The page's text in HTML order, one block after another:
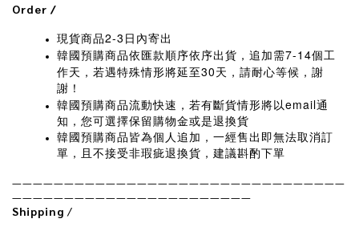
Order /
現貨商品2-3日 內寄出
韓國預購商品依匯款順序依序出貨，追加需7-14個工
作天，若遇特殊情形將延至30天，請耐心等候，謝
謝！
韓國預購商品流動快速，若有斷貨情形將以email通
知，您可選擇保留購物金或是退換貨
韓國預購商品皆為個人追加，一經售出即無法取消訂
單，且不接受非瑕疵退換貨，建議斟酌下單
————————————————————————————————
———————————————————————
Shipping /